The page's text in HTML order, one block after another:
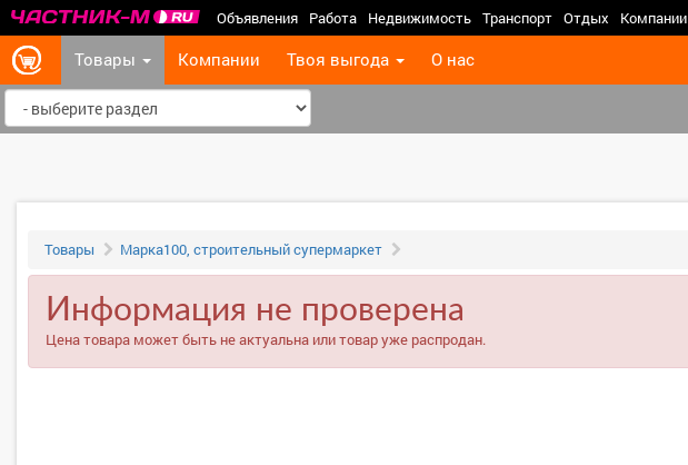
Объявления Работа Недвижимость Транспорт Отдых Компании
Товары Компании Твоя выгода О нас
Товары Марка100, строительный супермаркет
Информация не проверена
Цена товара может быть не актуальна или товар уже распродан.